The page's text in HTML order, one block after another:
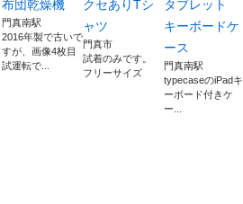
布団乾燥機
門真南駅
2016年製で古いで
すが、画像4枚目
試運転で...
クセありTシ
ャツ
門真市
試着のみです。
フリーサイズ
タブレット
キーボードケ
ース
門真南駅
typecaseのiPadキ
ーボード付きケ
ー...